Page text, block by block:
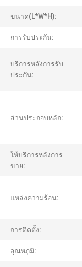
ขนาด(l*w*h):
การรับประกัน:
บริการหลังการรับ
ประกัน:
ส่วนประกอบหลัก:
ให้บริการหลังการ
ขาย:
แหล่งความร้อน:
การติดตั้ง:
อุณหภูมิ: